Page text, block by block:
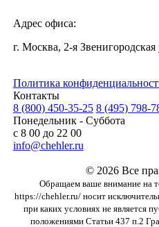
Адрес офиса:
г. Москва, 2-я Звенигородская
Политика
Контакты
8 (800) 450-35-25 8 (495) 798-
Понедельник - Суббота
с 8 00 до 22 00
info@chehler.ru
© 2026 Все
Обращаем ваше внимание на
https://chehler.ru/ носит
при каких условиях не является
положениями Статьи 437 п.2